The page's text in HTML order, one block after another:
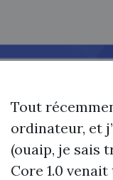
Tout
ordinateur, et
(ouaip, je sais
Core 1.0